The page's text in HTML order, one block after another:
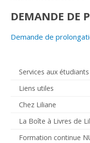
Services aux étudiants
Liens utiles
Chez Liliane
La Boîte à Livres de
Formation continue
DEMANDE DE
Demande de